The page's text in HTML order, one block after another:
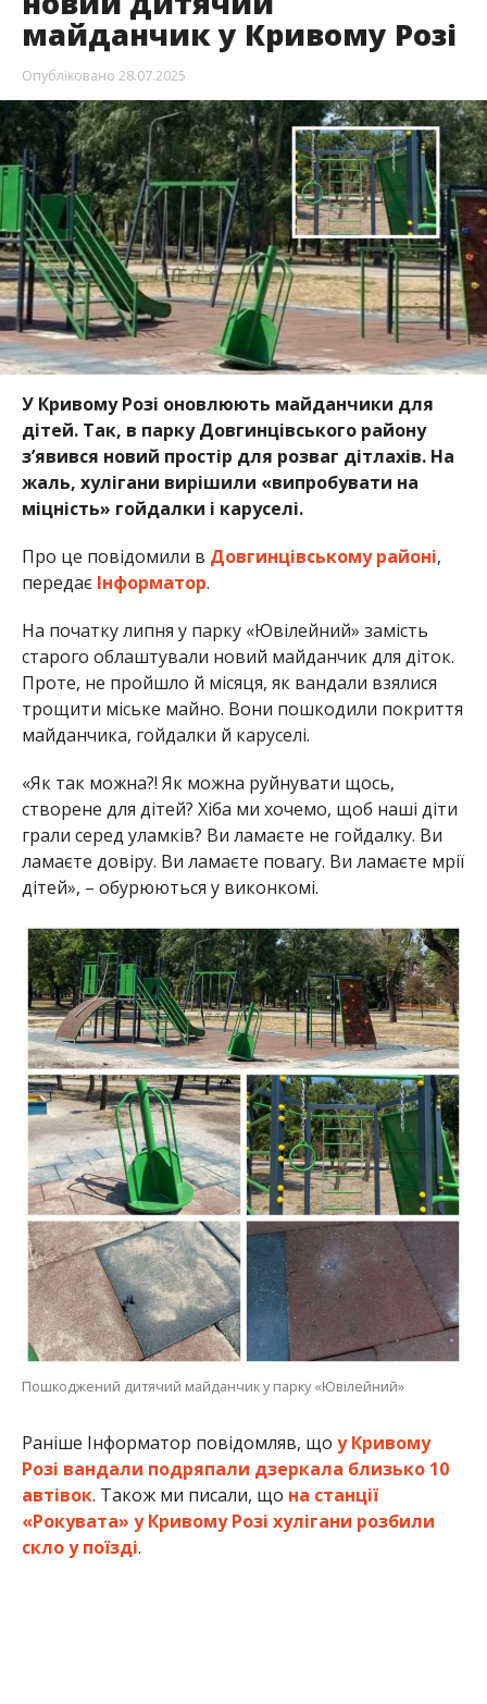
майданчик у Кривому Розі
Опубліковано 28.07.2025
У Кривому Розі оновлюють майданчики для
дітей. Так, в парку Довгинцівського району
зʼявився новий простір для розваг дітлахів. На
жаль, хулігани вирішили «випробувати на
міцність» гойдалки і каруселі.
Про це повідомили в Довгинцівському районі,
передає Інформатор.
На початку липня у парку «Ювілейний» замість
старого облаштували новий майданчик для діток.
Проте, не пройшло й місяця, як вандали взялися
трощити міське майно. Вони пошкодили покриття
майданчика, гойдалки й каруселі.
«Як так можна?! Як можна руйнувати щось,
створене для дітей? Хіба ми хочемо, щоб наші діти
грали серед уламків? Ви ламаєте не гойдалку. Ви
ламаєте довіру. Ви ламаєте повагу. Ви ламаєте мрії
дітей», – обурюються у виконкомі.
Пошкоджений дитячий майданчик у парку «Ювілейний»
Раніше Інформатор повідомляв, що у Кривому
Розі вандали подряпали дзеркала близько 10
автівок. Також ми писали, що на станції
«Рокувата» у Кривому Розі хулігани розбили
скло у поїзді.